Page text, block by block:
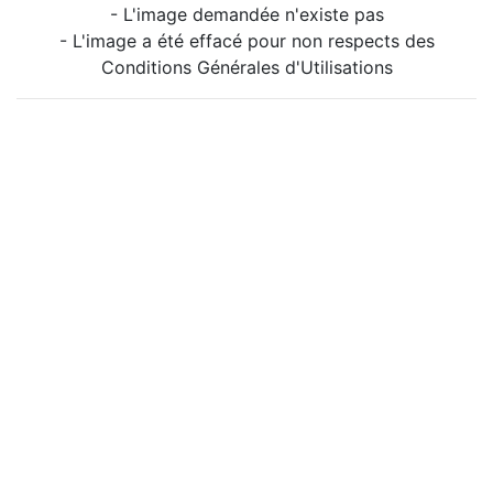
- L'image demandée n'existe pas
- L'image a été effacé pour non respects des
Conditions Générales d'Utilisations